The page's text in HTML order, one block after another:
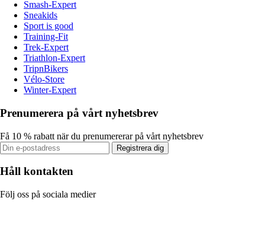
Smash-Expert
Sneakids
Sport is good
Training-Fit
Trek-Expert
Triathlon-Expert
TripnBikers
Vélo-Store
Winter-Expert
Prenumerera på vårt nyhetsbrev
Få 10 % rabatt när du prenumererar på vårt nyhetsbrev
Registrera dig
Håll kontakten
Följ oss på sociala medier